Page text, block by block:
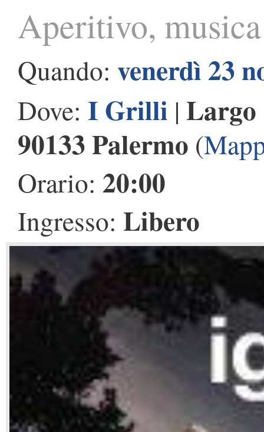
Aperitivo,
Quando: venerdì 23
Dove: I Grilli | Largo
90133 Palermo (
Orario: 20:00
Ingresso: Libero